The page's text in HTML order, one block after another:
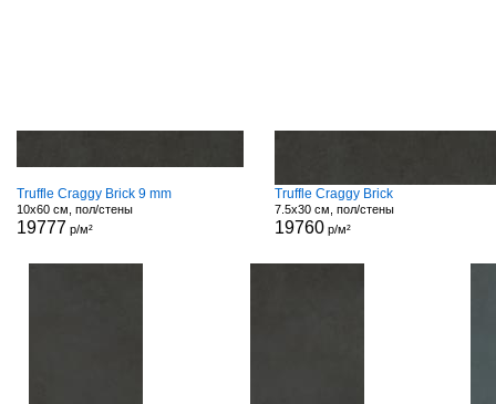
Truffle Craggy Brick 9 mm
10x60 см, пол/стены
19777 р/м²
Truffle Craggy Brick
7.5x30 см, пол/стены
19760р/м²